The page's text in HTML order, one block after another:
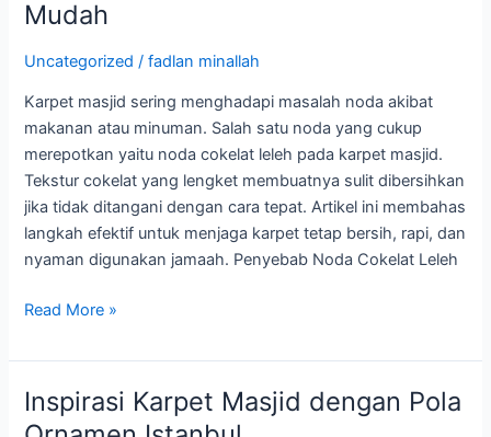
Mudah
Uncategorized /fadlan minallah
Karpet masjid sering menghadapi masalah noda akibat
makanan atau minuman. Salah satu noda yang cukup
merepotkan yaitu noda cokelat leleh pada karpet masjid.
Tekstur cokelat yang lengket membuatnya sulit dibersihkan
jika tidak ditangani dengan cara tepat. Artikel ini membahas
langkah efektif untuk menjaga karpet tetap bersih, rapi, dan
nyaman digunakan jamaah. Penyebab Noda Cokelat Leleh
Cokelat
Leleh
Karpet
Masjid
dengan
Mudah
Read More »
Inspirasi Karpet Masjid dengan Pola
Inspirasi
Karpet